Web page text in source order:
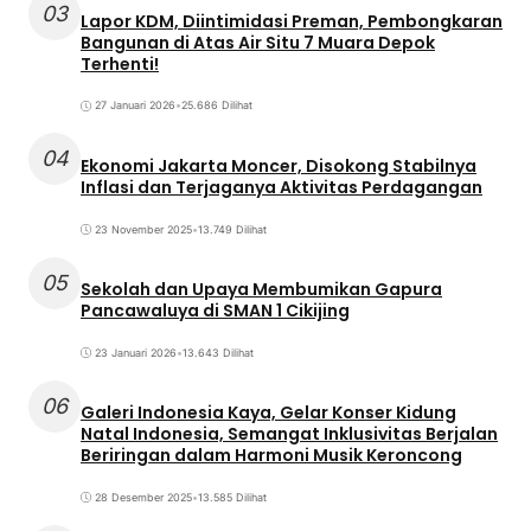
03 Lapor KDM, Diintimidasi Preman, Pembongkaran
Bangunan di Atas Air Situ 7 Muara Depok
Terhenti!
27 Januari 2026•25.686 Dilihat
04 Ekonomi Jakarta Moncer, Disokong Stabilnya
Inflasi dan Terjaganya Aktivitas Perdagangan
23 November 2025•13.749 Dilihat
05 Sekolah dan Upaya Membumikan Gapura
Pancawaluya di SMAN 1 Cikijing
23 Januari 2026•13.643 Dilihat
06 Galeri Indonesia Kaya, Gelar Konser Kidung
Natal Indonesia, Semangat Inklusivitas Berjalan
Beriringan dalam Harmoni Musik Keroncong
28 Desember 2025•13.585 Dilihat